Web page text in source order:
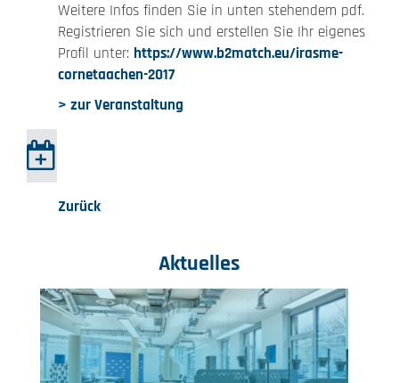
Weitere Infos finden Sie in unten stehendem pdf.
Registrieren Sie sich und erstellen Sie Ihr eigenes
Profil unter: https://www.b2match.eu/irasme-
cornetaachen-2017
> zur Veranstaltung
Zurück
Aktuelles